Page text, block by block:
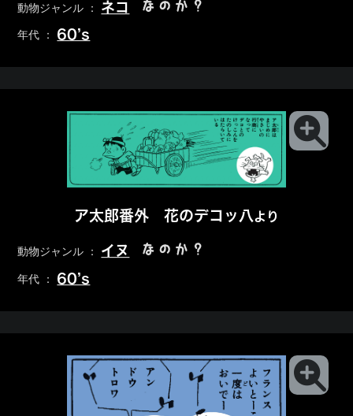
動物ジャンル ： ネコ なのか？
年代 ： 60’s
ア太郎番外 花のデコッ八より
動物ジャンル ： イヌ なのか？
年代 ： 60’s